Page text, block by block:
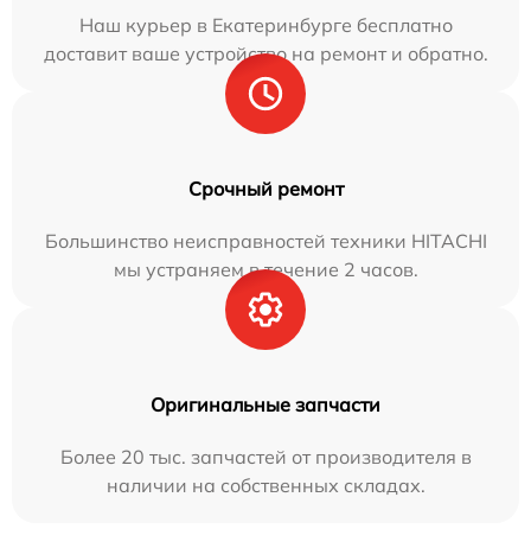
Наш курьер в Екатеринбурге бесплатно
доставит ваше устройство на ремонт и обратно.
Срочный ремонт
Большинство неисправностей техники HITACHI
мы устраняем в течение 2 часов.
Оригинальные запчасти
Более 20 тыс. запчастей от производителя в
наличии на собственных складах.